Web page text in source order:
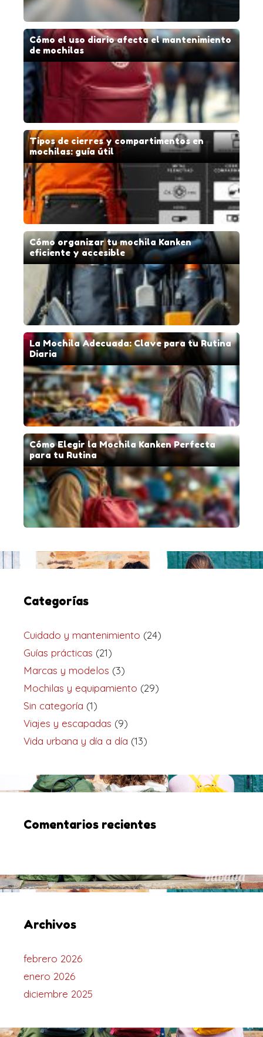
Cómo el uso diario afecta el mantenimiento
de mochilas
Tipos de cierres y compartimentos en
mochilas: guía útil
Cómo organizar tu mochila Kanken
eficiente y accesible
La Mochila Adecuada: Clave para tu Rutina
Diaria
Cómo Elegir la Mochila Kanken Perfecta
para tu Rutina
Categorías
Cuidado y mantenimiento (24)
Guías prácticas (21)
Marcas y modelos (3)
Mochilas y equipamiento (29)
Sin categoría (1)
Viajes y escapadas (9)
Vida urbana y día a día (13)
Comentarios recientes
Archivos
febrero 2026
enero 2026
diciembre 2025